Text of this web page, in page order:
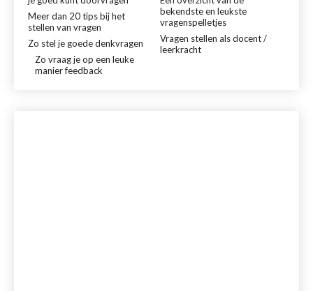
bekendste en leukste
vragenspelletjes
Meer dan 20 tips bij het
stellen van vragen
Vragen stellen als docent /
leerkracht
Zo stel je goede denkvragen
Zo vraag je op een leuke
manier feedback